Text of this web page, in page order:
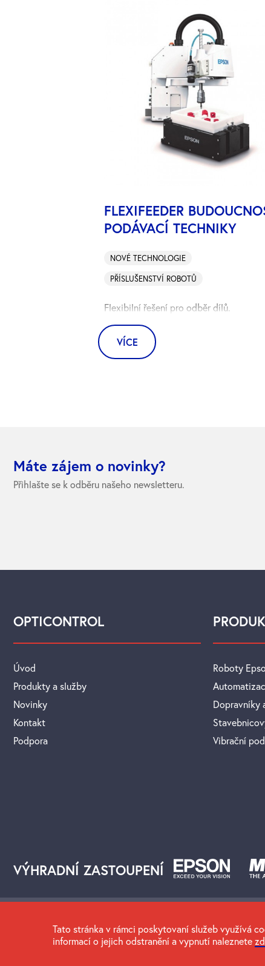
FLEXIFEEDER
PODÁVACÍ TECHNIKY
NOVÉ TECHNOLOGIE
PŘÍSLUŠENSTVÍ ROBOTŮ
Flexibilní řešení pro odběr dílů.
VÍCE
Máte zájem o novinky?
Přihlašte se k odběru našeho newsletteru.
OPTICONTROL
Úvod
Produkty a služby
Novinky
Kontakt
Podpora
Roboty
Dopravníky
Vibrační
VÝHRADNÍ ZASTOUPENÍ
Copyright © 2026 Opticontrol s.r.o.
Tato stránka v rámci poskytovaní služeb využívá
informací o jejich odstranění a vypnutí naleznete